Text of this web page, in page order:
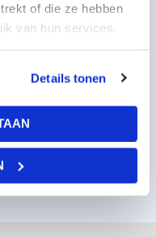
of die ze hebben
van hun services.
Details tonen